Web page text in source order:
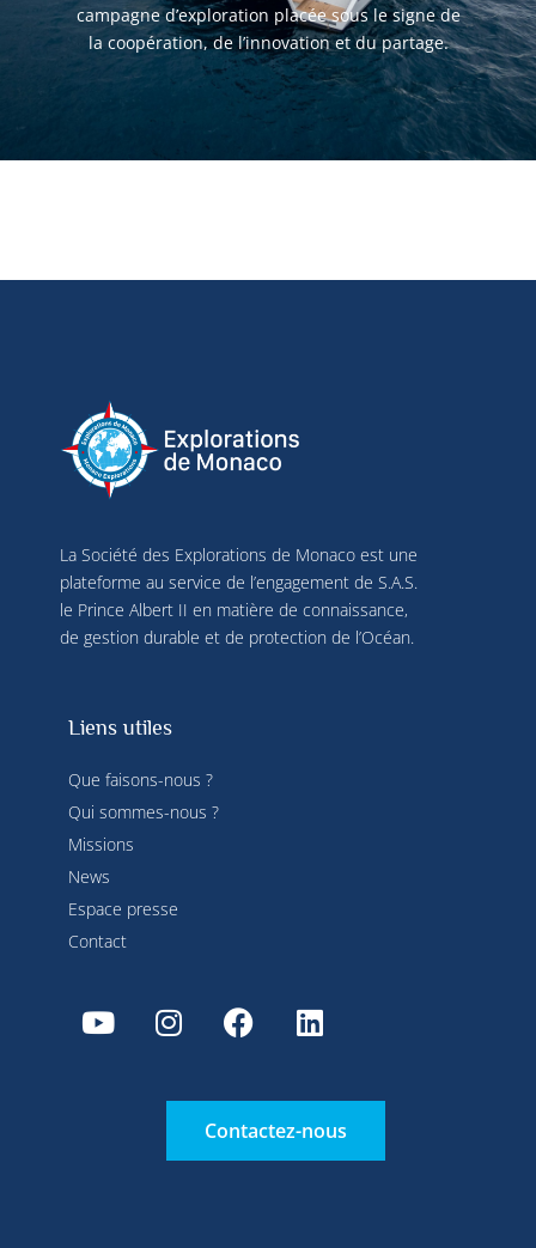
campagne d’exploration placée sous le signe de
la coopération, de l’innovation et du partage.
La Société des Explorations de Monaco est une
plateforme au service de l’engagement de S.A.S.
le Prince Albert II en matière de connaissance,
de gestion durable et de protection de l’Océan.
Liens utiles
Que faisons-nous ?
Qui sommes-nous ?
Missions
News
Espace presse
Contact
Contactez-nous